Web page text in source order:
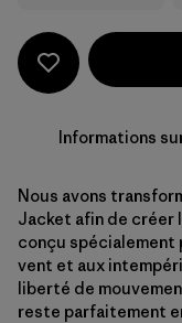
Informations
Nous avons
Jacket afin de créer
conçu spécialement
vent et aux
liberté de
reste parfaitement